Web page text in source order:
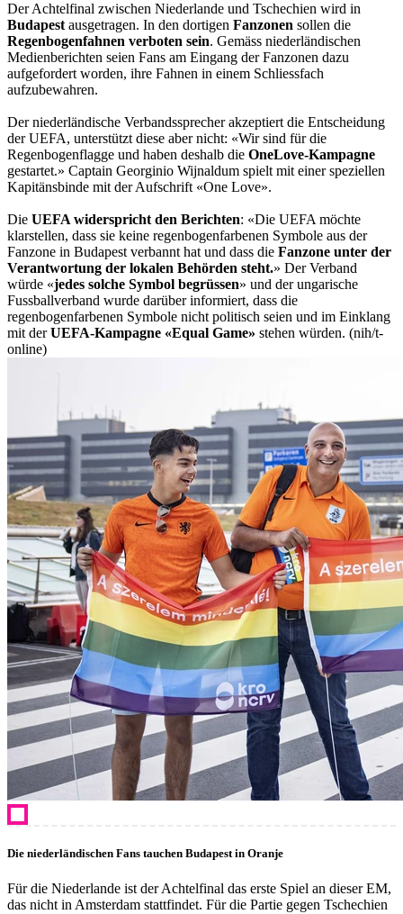
Der Achtelfinal zwischen Niederlande und Tschechien wird in
Budapest ausgetragen. In den dortigen Fanzonen sollen die
Regenbogenfahnen verboten sein. Gemäss niederländischen
Medienberichten seien Fans am Eingang der Fanzonen dazu
aufgefordert worden, ihre Fahnen in einem Schliessfach
aufzubewahren.
Der niederländische Verbandssprecher akzeptiert die Entscheidung
der UEFA, unterstützt diese aber nicht: «Wir sind für die
Regenbogenflagge und haben deshalb die OneLove-Kampagne
gestartet.» Captain Georginio Wijnaldum spielt mit einer speziellen
Kapitänsbinde mit der Aufschrift «One Love».
Die UEFA widerspricht den Berichten: «Die UEFA möchte
klarstellen, dass sie keine regenbogenfarbenen Symbole aus der
Fanzone in Budapest verbannt hat und dass die Fanzone unter der
Verantwortung der lokalen Behörden steht.» Der Verband
würde «jedes solche Symbol begrüssen» und der ungarische
Fussballverband wurde darüber informiert, dass die
regenbogenfarbenen Symbole nicht politisch seien und im Einklang
mit derUEFA-Kampagne «Equal Game» stehen würden. (nih/t-
online)
Die niederländischen Fans tauchen Budapest in Oranje
Für die Niederlande ist der Achtelfinal das erste Spiel an dieser EM,
das nicht in Amsterdam stattfindet. Für die Partie gegen Tschechien